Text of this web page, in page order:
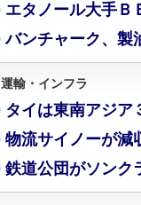
エタノール大手Ｂ
バンチャーク、製
運輸・インフラ
タイは東南アジア
物流サイノーが減
鉄道公団がソンク